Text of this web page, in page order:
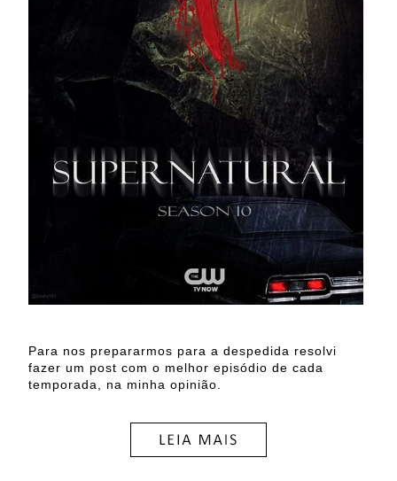
Para nos prepararmos para a despedida resolvi
fazer um post com o melhor episódio de cada
temporada, na minha opinião.